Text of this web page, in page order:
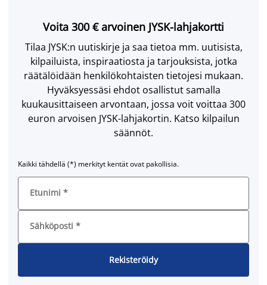
Voita 300 € arvoinen JYSK-lahjakortti
Tilaa JYSK:n uutiskirje ja saa tietoa mm. uutisista,
kilpailuista, inspiraatiosta ja tarjouksista, jotka
räätälöidään henkilökohtaisten tietojesi mukaan.
Hyväksyessäsi ehdot osallistut samalla
kuukausittaiseen arvontaan, jossa voit voittaa 300
euron arvoisen JYSK-lahjakortin. Katso kilpailun
säännöt.
Kaikki tähdellä (*) merkityt kentät ovat pakollisia.
Etunimi *
Sähköposti *
Rekisteröidy